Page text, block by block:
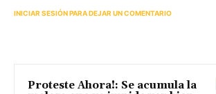
INICIAR SESIÓN PARA DEJAR UN COMENTARIO
Proteste Ahora!: Se acumula la